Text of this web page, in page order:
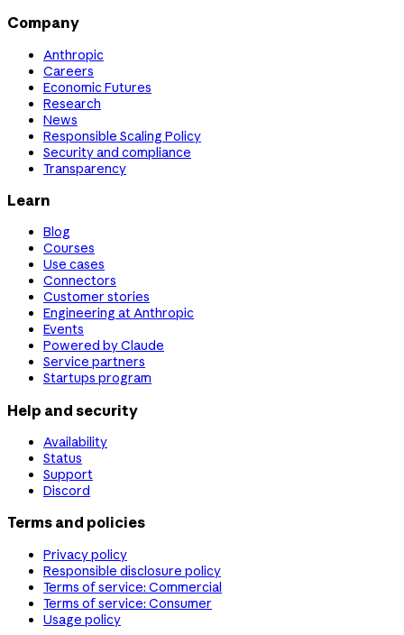
Company
Anthropic
Careers
Economic Futures
Research
News
Responsible Scaling Policy
Security and compliance
Transparency
Learn
Blog
Courses
Use cases
Connectors
Customer stories
Engineering at Anthropic
Events
Powered by Claude
Service partners
Startups program
Help and security
Availability
Status
Support
Discord
Terms and policies
Privacy policy
Responsible disclosure policy
Terms of service: Commercial
Terms of service: Consumer
Usage policy